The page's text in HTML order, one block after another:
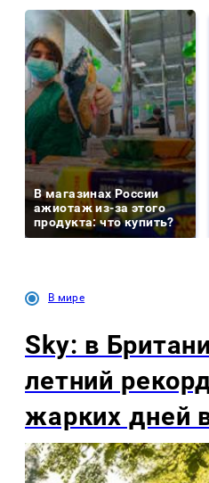
В магазинах России
ажиотаж из-за этого
продукта: что купить?
В мире
Sky: в
летний
жарких дней